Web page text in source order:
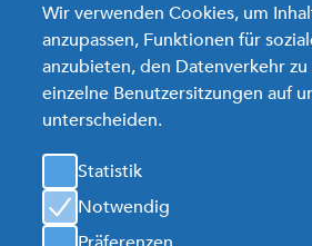
Wir verwenden Cookies, um
anzupassen, Funktionen für
anzubieten, den Datenverkehr
einzelne Benutzersitzungen auf
unterscheiden.
Statistik
Notwendig
TechService Tel.
Fax: +49.2772.92366.28
Jobs E-Mail:
Info E-Mail:
CenterLine Germany GmbH